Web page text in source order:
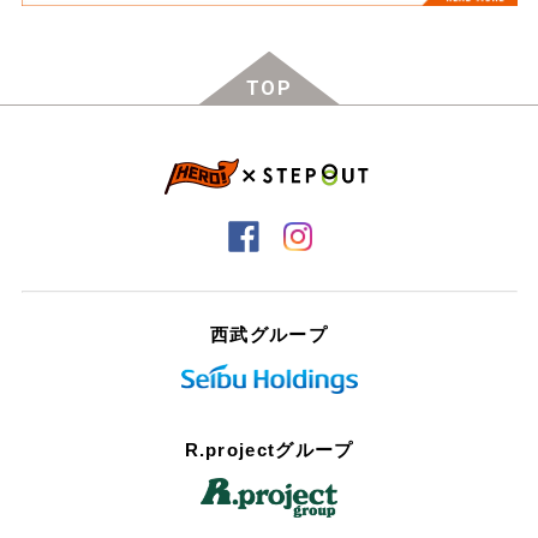
TOP
西武グループ
R.projectグループ